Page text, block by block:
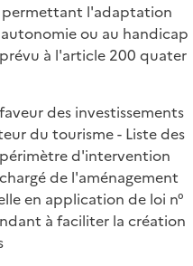
permettant l'adaptation
ou au handicap
à l'article 200 quater
des investissements
du tourisme - Liste des
d'intervention
de l'aménagement
en application de loi n°
à faciliter la création